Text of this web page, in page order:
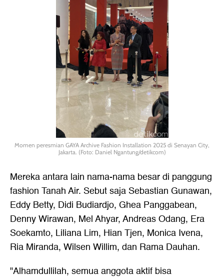
Momen peresmian GAYA Archive Fashion Installation 2025 di Senayan City,
Jakarta. (Foto: Daniel Ngantung/detikcom)
Mereka antara lain nama-nama besar di panggung
fashion Tanah Air. Sebut saja Sebastian Gunawan,
Eddy Betty, Didi Budiardjo, Ghea Panggabean,
Denny Wirawan, Mel Ahyar, Andreas Odang, Era
Soekamto, Liliana Lim, Hian Tjen, Monica Ivena,
Ria Miranda, Wilsen Willim, dan Rama Dauhan.
"Alhamdullilah, semua anggota aktif bisa